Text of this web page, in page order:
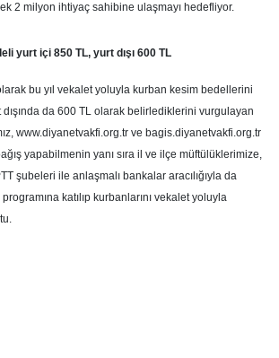
2 milyon ihtiyaç sahibine ulaşmayı hedefliyor.
yurt içi 850 TL, yurt dışı 600 TL
bu yıl vekalet yoluyla kurban kesim bedellerini
da 600 TL olarak belirlediklerini vurgulayan
www.diyanetvakfi.org.tr ve bagis.diyanetvakfi.org.tr
yapabilmenin yanı sıra il ve ilçe müftülüklerimize,
şubeleri ile anlaşmalı bankalar aracılığıyla da
katılıp kurbanlarını vekalet yoluyla